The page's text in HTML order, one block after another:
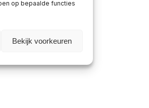
op bepaalde functies
Bekijk voorkeuren